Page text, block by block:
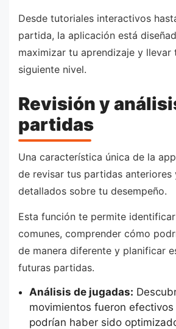
Desde tutoriales interactivos
partida, la aplicación está
maximizar tu aprendizaje y llevar
siguiente nivel.
Revisión y
partidas
Una característica única de la
de revisar tus partidas anteriores
detallados sobre tu desempeño.
Esta función te permite
comunes, comprender cómo
de manera diferente y planificar
futuras partidas.
Análisis de jugadas:
movimientos fueron efectivos
podrían haber sido